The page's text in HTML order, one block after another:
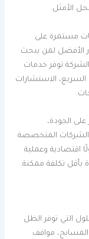
الأمثل.
مستمرة على
الأفضل لمن يبحث
توفر خدمات
الاستشارات
الجودة،
الشركات المتخصصة
اقتصادية وعملية
بأقل تكلفة ممكنة.
التي توفر الظل
المسابح، مواقف